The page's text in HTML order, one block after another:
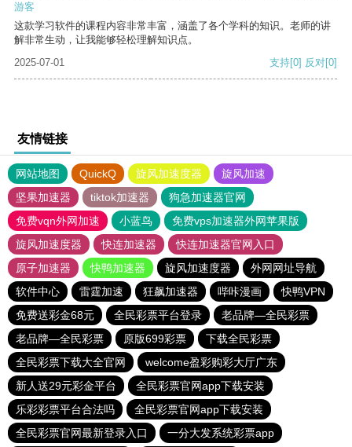
游客
这款学习软件的课程内容非常丰富，涵盖了各个学科的知识。老师的讲
解非常生动，让我能够轻松理解知识点。
2025-07-01
支持[0] 反对[0]
友情链接
网站地图 QuickQ 旋风加速度器
旋风加速
坚果加速器
tiktok加速器
狗急加速器官网
免费vqn外网加速
小蓝鸟
免费vps加速器外网苹果版
旋风加速度器
快连加速器
快连加速器官网入口
原子加速器
快鸭加速器 旋风加速度器
外网网址导航
软件中心
雷霆加速 狂飙加速器 哔咔漫画
快鸭VPN
免费送彩金68元
全民彩票平台登录
老品牌—全民彩票
老品牌—全民彩票
原版699彩票
下载全民彩票
全民彩票下载大全官网
welcome盈彩购彩大厅广东
新人送29元彩金平台
全民彩票官网app下载安装
乐彩彩票平台合法吗
全民彩票官网app下载安装
全民彩票官网最新登录入口
一分大发系统彩票app